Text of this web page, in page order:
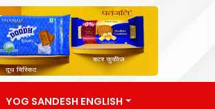
YOG SANDESH ENGLISH